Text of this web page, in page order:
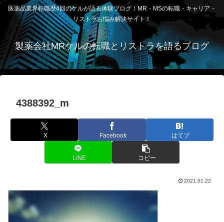
医薬品業界転職歴4回のケルが語る体験ブログ！MR・MSの転職・キャリア・
リストラお悩み解決サイト！
製薬会社MRケルの転職とリストラを語るブログ
4388392_m
X Facebook はてブ
LINE コピー
2021.01.22